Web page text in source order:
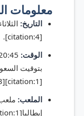
معلومات
التاريخ:
[citation:4].
الوقت:
[citation:1][citation:3][citation:6].
الملعب:
إيطاليا[citation:1][citation:4].